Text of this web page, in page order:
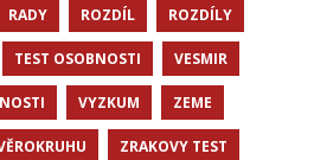
RADY ROZDÍL ROZDÍLY
TEST OSOBNOSTI VESMIR
VYZKUM ZEME
ZRAKOVY TEST